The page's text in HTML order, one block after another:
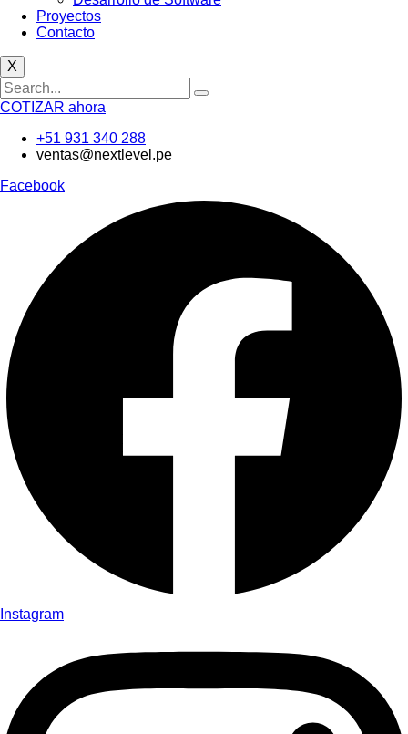
Proyectos
Contacto
X
COTIZAR ahora
+51 931 340 288
ventas@nextlevel.pe
Facebook
Instagram